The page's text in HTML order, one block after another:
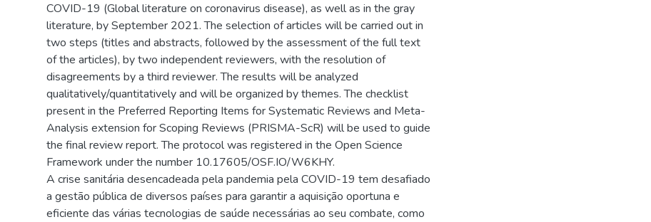
COVID-19 (Global literature on coronavirus disease), as well as in the gray
literature, by September 2021. The selection of articles will be carried out in
two steps (titles and abstracts, followed by the assessment of the full text
of the articles), by two independent reviewers, with the resolution of
disagreements by a third reviewer. The results will be analyzed
qualitatively/quantitatively and will be organized by themes. The checklist
present in the Preferred Reporting Items for Systematic Reviews and Meta-
Analysis extension for Scoping Reviews (PRISMA-ScR) will be used to guide
the final review report. The protocol was registered in the Open Science
Framework under the number 10.17605/OSF.IO/W6KHY.
A crise sanitária desencadeada pela pandemia pela COVID-19 tem desafiado
a gestão pública de diversos países para garantir a aquisição oportuna e
eficiente das várias tecnologias de saúde necessárias ao seu combate, como